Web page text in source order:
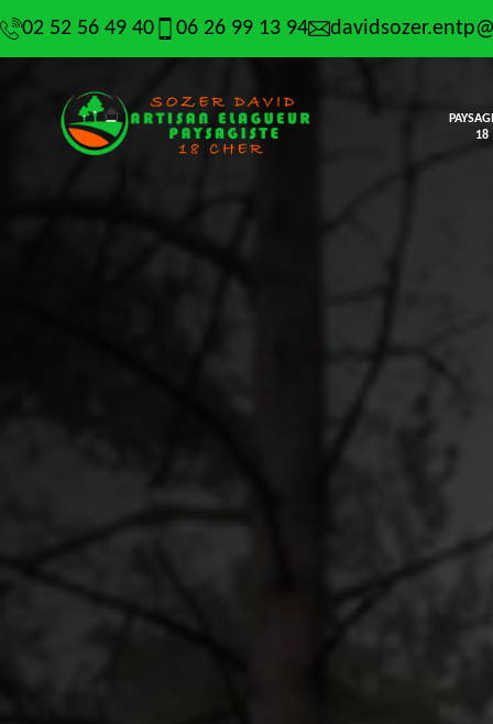
02 52 56 49 40 06 26 99 13 94
18